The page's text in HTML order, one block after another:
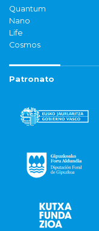
Quantum
Nano
Life
Cosmos
Patronato